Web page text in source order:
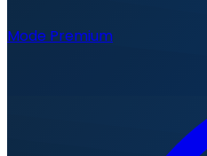
Mode Premium